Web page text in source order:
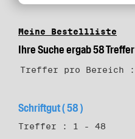
Meine Bestellliste
Ihre Suche ergab 58 Treffer
Treffer pro Bereich :
Schriftgut ( 58 )
Treffer : 1 - 48